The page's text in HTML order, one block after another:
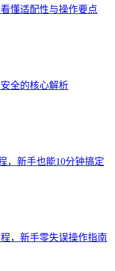
懂适配性与操作要点
全的核心解析
，新手也能10分钟搞定
，新手零失误操作指南